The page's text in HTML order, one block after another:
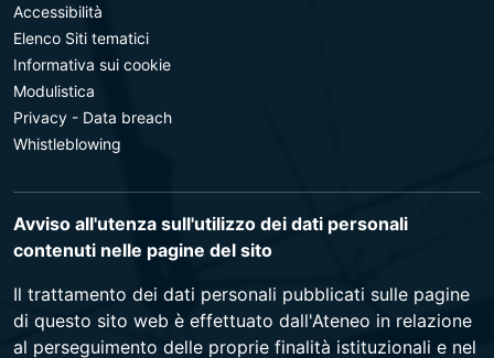
Accessibilità
Elenco Siti tematici
Informativa sui cookie
Modulistica
Privacy - Data breach
Whistleblowing
Avviso all'utenza sull'utilizzo dei dati personali
contenuti nelle pagine del sito
Il trattamento dei dati personali pubblicati sulle pagine
di questo sito web è effettuato dall'Ateneo in relazione
al perseguimento delle proprie finalità istituzionali e nel